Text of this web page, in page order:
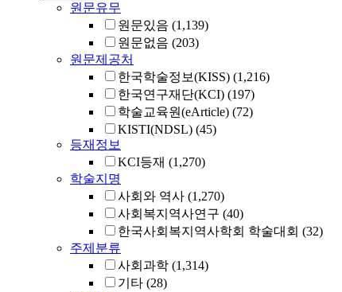
원문유무
원문있음 (1,139)
원문없음 (203)
원문제공처
한국학술정보(KISS) (1,216)
한국연구재단(KCI) (197)
학술교육원(eArticle) (72)
KISTI(NDSL) (45)
등재정보
KCI등재 (1,270)
학술지명
사회와 역사 (1,270)
사회복지역사연구 (40)
한국사회복지역사학회 학술대회 (32)
주제분류
사회과학 (1,314)
기타 (28)